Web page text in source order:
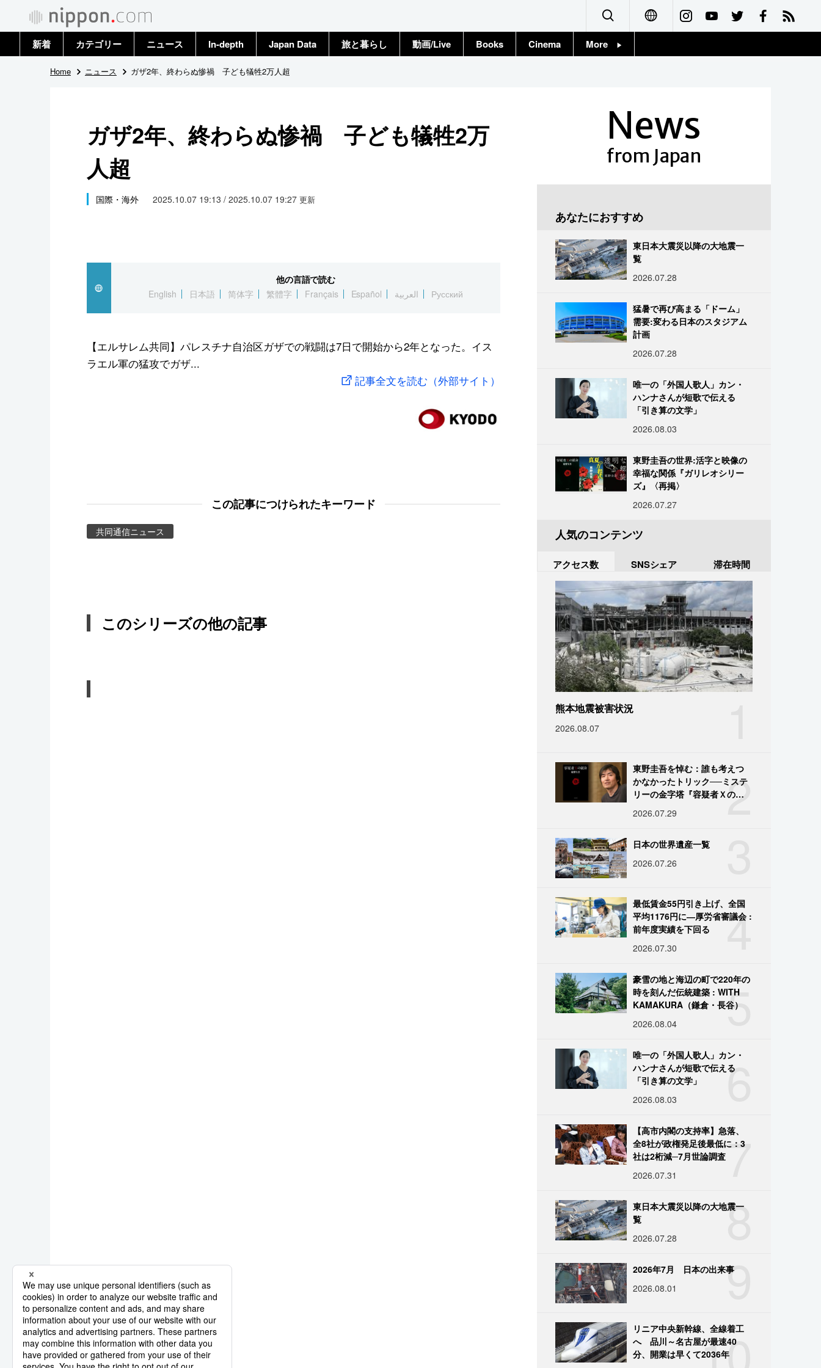
Français
新着 カテゴリー
政治・外交
国際
文化
スポーツ・東京2020
ニュース
トップ
In-depth Japan Data 旅と暮らし 動画/Live Books Cinema More
Home ニュース ガザ2年、終わらぬ惨禍 子ども犠牲2万人超
ガザ2年、終わらぬ惨禍 子ども犠牲2万
人超
国際・海外 2025.10.07 19:13 / 2025.10.07 19:27 更新
他の言語で読む
English
日本語 简体字 繁體字 Français Español العربية Русский
【エルサレム共同】パレスチナ自治区ガザでの戦闘は7日で開始から2年となった。イス
ラエル軍の猛攻でガザ...
記事全文を読む（外部サイト）
この記事につけられたキーワード
共同通信ニュース
このシリーズの他の記事
News
from Japan
あなたにおすすめ
東日本大震災以降の大地震一
覧
2026.07.28
猛暑で再び高まる「ドーム」
需要:変わる日本のスタジアム
計画
2026.07.28
唯一の「外国人歌人」カン・
ハンナさんが短歌で伝える
「引き算の文学」
2026.08.03
東野圭吾の世界:活字と映像の
幸福な関係『ガリレオシリー
ズ』〈再掲〉
2026.07.27
人気のコンテンツ
アクセス数 SNSシェア 滞在時間
熊本地震被害状況
2026.08.07
2
東野圭吾を悼む：誰も考えつ
かなかったトリック──ミステ
リーの金字塔『容疑者Ｘの献
2026.07.29
日本の世界遺産一覧
2026.07.26
4
最低賃金55円引き上げ、全国
平均1176円に―厚労省審議会 :
前年度実績を下回る
2026.07.30
5
豪雪の地と海辺の町で220年の
時を刻んだ伝統建築 : WITH
KAMAKURA（鎌倉・長谷）
2026.08.04
6
唯一の「外国人歌人」カン・
ハンナさんが短歌で伝える
「引き算の文学」
2026.08.03
7
【高市内閣の支持率】急落、
全8社が政権発足後最低に：3
社は2桁減─7月世論調査
2026.07.31
8
東日本大震災以降の大地震一
覧
2026.07.28
9
2026年7月 日本の出来事
2026.08.01
10
リニア中央新幹線、全線着工
へ 品川～名古屋が最速40
分、開業は早くて2036年